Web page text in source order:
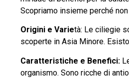
Scopriamo insieme perché
Origini e Varietà: Le ciliegie
scoperte in Asia Minore.
Caratteristiche e Benefici:
organismo. Sono ricche di